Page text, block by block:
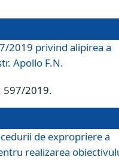
2019 privind alipirea a
Apollo F.N.
597/2019.
de expropriere a
realizarea